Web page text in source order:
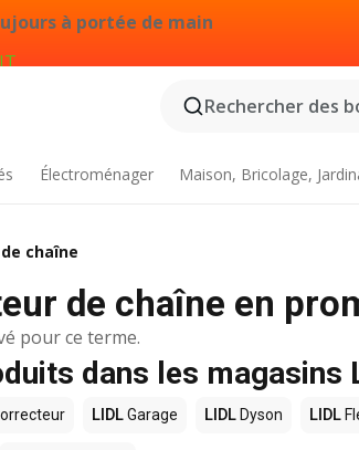
à portée de main
Rechercher des
Électroménager Maison, Bricolage,
chaîne
de chaîne en
pour ce terme.
dans les magasins
LIDLGarage LIDL Dyson LIDL